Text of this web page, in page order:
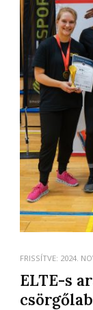
FRISSÍTVE: 2024.
ELTE-s